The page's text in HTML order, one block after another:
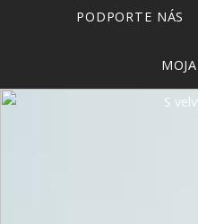
PODPORTE NÁS